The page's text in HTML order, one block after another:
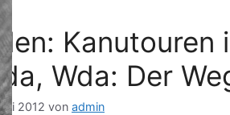
Kanutouren
Wda: Der
2012 von admin